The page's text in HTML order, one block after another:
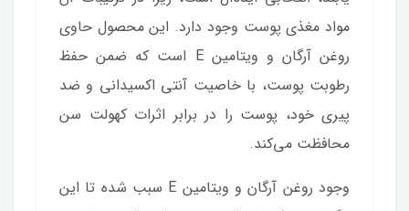
مواد مغذی پوست وجود دارد. این محصول حاوی
روغن آرگان و ویتامین E است که ضمن حفظ
رطوبت پوست، با خاصیت آنتی اکسیدانی و ضد
پیری خود، پوست را در برابر اثرات کهولت سن
محافظت می‌کند.
وجود روغن آرگان و ویتامین E سبب شده تا این